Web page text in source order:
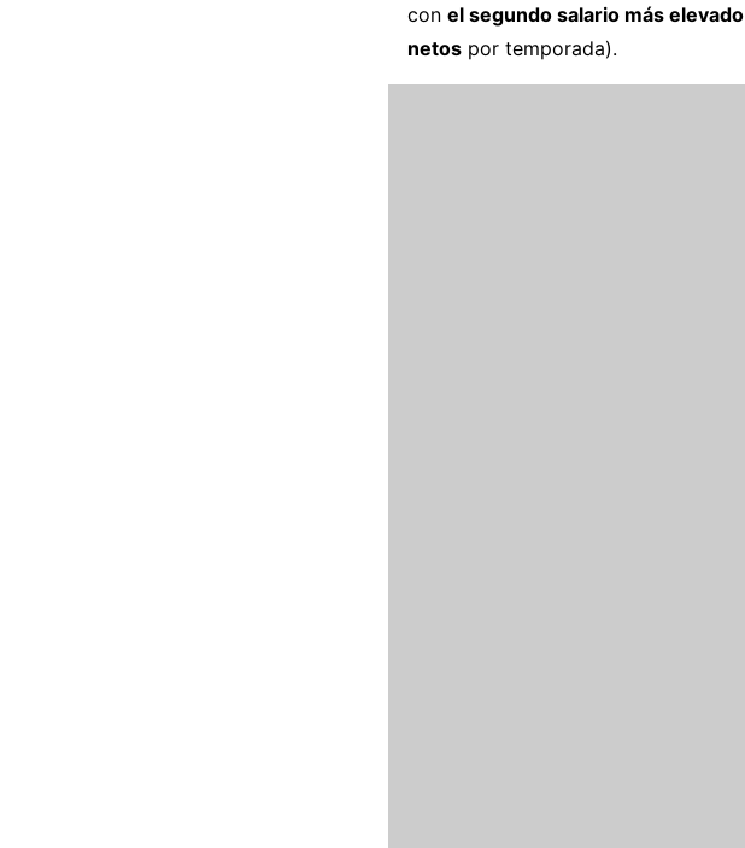
con el segundo salario más elevado
netos por temporada).